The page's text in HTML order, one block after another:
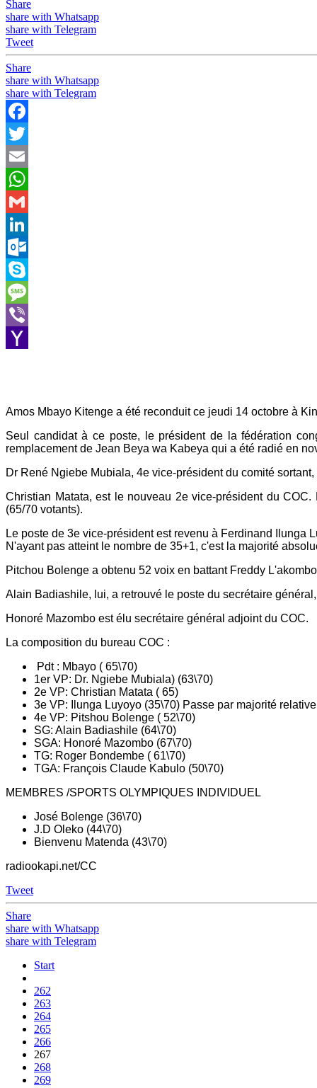
Share
share with Whatsapp
share with Telegram
Tweet
Share
share with Whatsapp
share with Telegram
Facebook
Twitter
Email
WhatsApp
Gmail
LinkedIn
Outlook.com
Skype
Message
Viber
Amos Mbayo Kitenge a été reconduit ce jeudi 14 octobre à
Seul candidat à ce poste, le président de la fédération
remplacement de Jean Beya wa Kabeya qui a été radié en
Dr René Ngiebe Mubiala, 4e vice-président du comité
Christian Matata, est le nouveau 2e vice-président du
(65/70 votants).
Le poste de 3e vice-président est revenu à Ferdinand Ilunga
N'ayant pas atteint le nombre de 35+1, c'est la majorité
Pitchou Bolenge a obtenu 52 voix en battant Freddy
Alain Badiashile, lui, a retrouvé le poste du secrétaire
Honoré Mazombo est élu secrétaire général adjoint du COC.
La composition du bureau COC :
Pdt : Mbayo ( 65\70)
1er VP: Dr. Ngiebe Mubiala) (63\70)
2e VP: Christian Matata ( 65)
3e VP: Ilunga Luyoyo (35\70) Passe par majorité
4e VP: Pitshou Bolenge ( 52\70)
SG: Alain Badiashile (64\70)
SGA: Honoré Mazombo (67\70)
TG: Roger Bondembe ( 61\70)
TGA: François Claude Kabulo (50\70)
MEMBRES /SPORTS OLYMPIQUES INDIVIDUEL
José Bolenge (36\70)
J.D Oleko (44\70)
Bienvenu Matenda (43\70)
radiookapi.net/CC
Tweet
Share
share with Whatsapp
share with Telegram
Start
262
263
264
265
266
267
268
269